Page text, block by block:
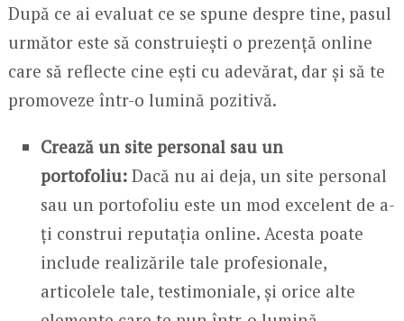
După ce ai evaluat ce se spune despre tine, pasul
următor este să construiești o prezență online
care să reflecte cine ești cu adevărat, dar și să te
promoveze într-o lumină pozitivă.
Crează un site personal sau un
portofoliu: Dacă nu ai deja, un site personal
sau un portofoliu este un mod excelent de a-
ți construi reputația online. Acesta poate
include realizările tale profesionale,
articolele tale, testimoniale, și orice alte